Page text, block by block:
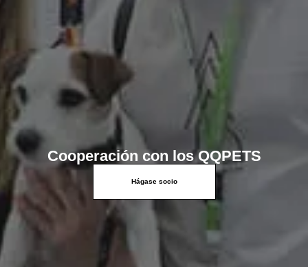
Cooperación con los QQPETS
Hágase socio